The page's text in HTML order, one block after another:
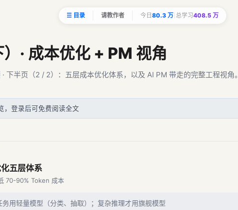
· 成本优化 + PM 视角
下半页（2 / 2）：五层成本优化体系，以及 AI PM 带走的完整工程视角。
，登录后可免费阅读全文
五层体系
70-90% Token 成本
务用轻量模型（分类、抽取）；复杂推理才用旗舰模型
☰ 目录 请教作者 今日 80.3 万 总学习408.5 万